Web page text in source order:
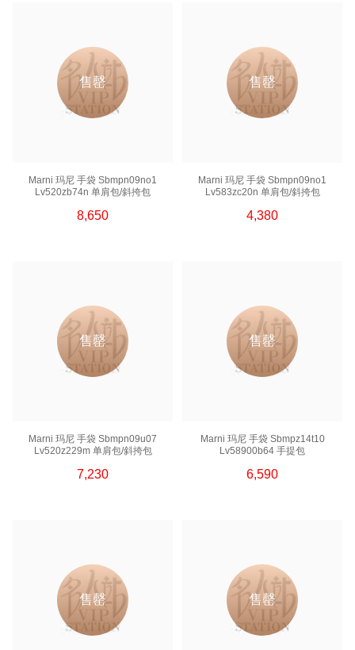
售罄
Marni 玛尼 手袋 Sbmpn09no1
Lv520zb74n 单肩包/斜挎包
8,650
售罄
Marni 玛尼 手袋 Sbmpn09no1
Lv583zc20n 单肩包/斜挎包
4,380
售罄
Marni 玛尼 手袋 Sbmpn09u07
Lv520z229m 单肩包/斜挎包
7,230
售罄
Marni 玛尼 手袋 Sbmpz14t10
Lv58900b64 手提包
6,590
售罄 售罄